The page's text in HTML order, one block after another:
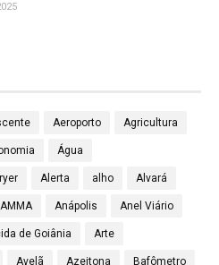
Aeroporto Agricultura
Água
Alerta alho Alvará
AMMA Anápolis Anel Viário
de Goiânia Arte
Avelã Azeitona Bafômetro